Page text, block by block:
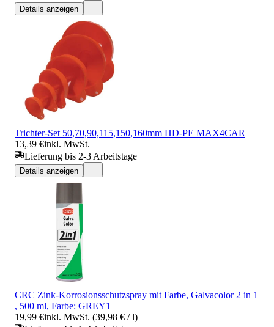
Details anzeigen
Trichter-Set 50,70,90,115,150,160mm HD-PE MAX4CAR
13,39 €inkl. MwSt.
Lieferung bis 2-3 Arbeitstage
Details anzeigen
CRC Zink-Korrosionsschutzspray mit Farbe, Galvacolor 2 in 1
, 500 ml, Farbe: GREY1
19,99 €inkl. MwSt. (39,98 € / l)